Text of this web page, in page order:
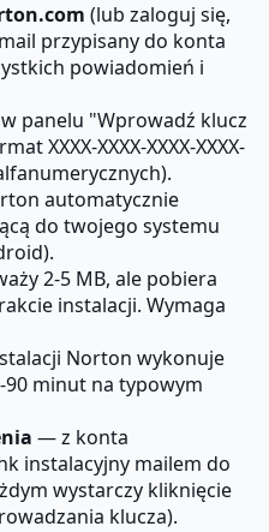
(lub zaloguj się,
przypisany do konta
powiadomień i
w panelu "Wprowadź klucz
XXXX-XXXX-XXXX-XXXX-
automatycznie
do twojego systemu
2-5 MB, ale pobiera
instalacji. Wymaga
Norton wykonuje
90 minut na typowym
— z konta
instalacyjny mailem do
wystarczy kliknięcie
klucza).